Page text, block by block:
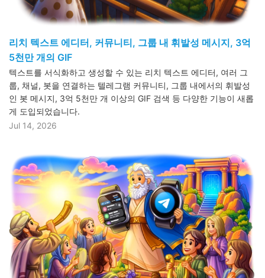
리치 텍스트 에디터, 커뮤니티, 그룹 내 휘발성 메시지, 3억
5천만 개의 GIF
텍스트를 서식화하고 생성할 수 있는 리치 텍스트 에디터, 여러 그
룹, 채널, 봇을 연결하는 텔레그램 커뮤니티, 그룹 내에서의 휘발성
인 봇 메시지, 3억 5천만 개 이상의 GIF 검색 등 다양한 기능이 새롭
게 도입되었습니다.
Jul 14, 2026